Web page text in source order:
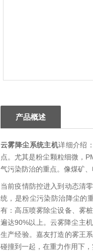
产品概述
云雾降尘系统主机详细介绍
点。尤其是粉尘颗粒细微，
气污染防治的重点。像煤矿
当前疫情防控进入到动态清
统，是粉尘污染防治降尘的
有：高压喷雾除尘设备、雾
遍达90%以上。云雾降尘主
生产经验。嘉友打造的雾王
碰撞到一起，在重力作用下